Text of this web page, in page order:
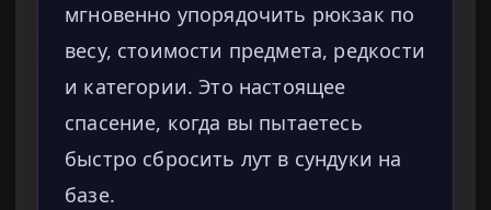
мгновенно упорядочить рюкзак по
весу, стоимости предмета, редкости
и категории. Это настоящее
спасение, когда вы пытаетесь
быстро сбросить лут в сундуки на
базе.